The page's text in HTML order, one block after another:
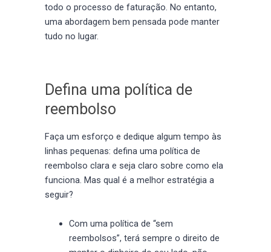
todo o processo de faturação. No entanto,
uma abordagem bem pensada pode manter
tudo no lugar.
Defina uma política de
reembolso
Faça um esforço e dedique algum tempo às
linhas pequenas: defina uma política de
reembolso clara e seja claro sobre como ela
funciona. Mas qual é a melhor estratégia a
seguir?
Com uma política de “sem
reembolsos”, terá sempre o direito de